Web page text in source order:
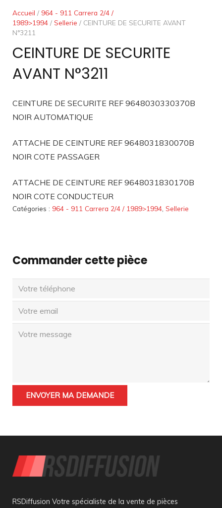
Accueil / 964 - 911 Carrera 2/4 /
1989>1994 / Sellerie / CEINTURE DE SECURITE AVANT
N°3211
CEINTURE DE SECURITE
AVANT N°3211
CEINTURE DE SECURITE REF 9648030330370B
NOIR AUTOMATIQUE
ATTACHE DE CEINTURE REF 9648031830070B
NOIR COTE PASSAGER
ATTACHE DE CEINTURE REF 9648031830170B
NOIR COTE CONDUCTEUR
Catégories : 964 - 911 Carrera 2/4 / 1989>1994 Sellerie
Commander cette pièce
RSDiffusion Votre spécialiste de la vente de pièces